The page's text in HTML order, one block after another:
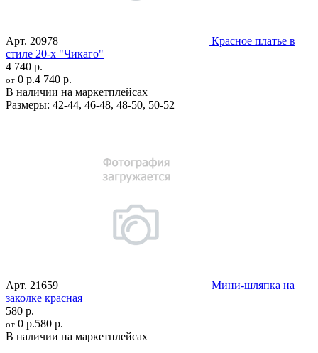
Арт. 20978
Красное платье в
стиле 20-х "Чикаго"
4 740 р.
от 0 р.4 740 р.
В наличии на маркетплейсах
Размеры: 42-44, 46-48, 48-50, 50-52
Арт. 21659
Мини-шляпка на
заколке красная
580 р.
от 0 р.580 р.
В наличии на маркетплейсах